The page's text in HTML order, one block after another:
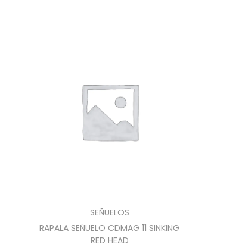
SEÑUELOS
RAPALA SEÑUELO CDMAG 11 SINKING
RED HEAD